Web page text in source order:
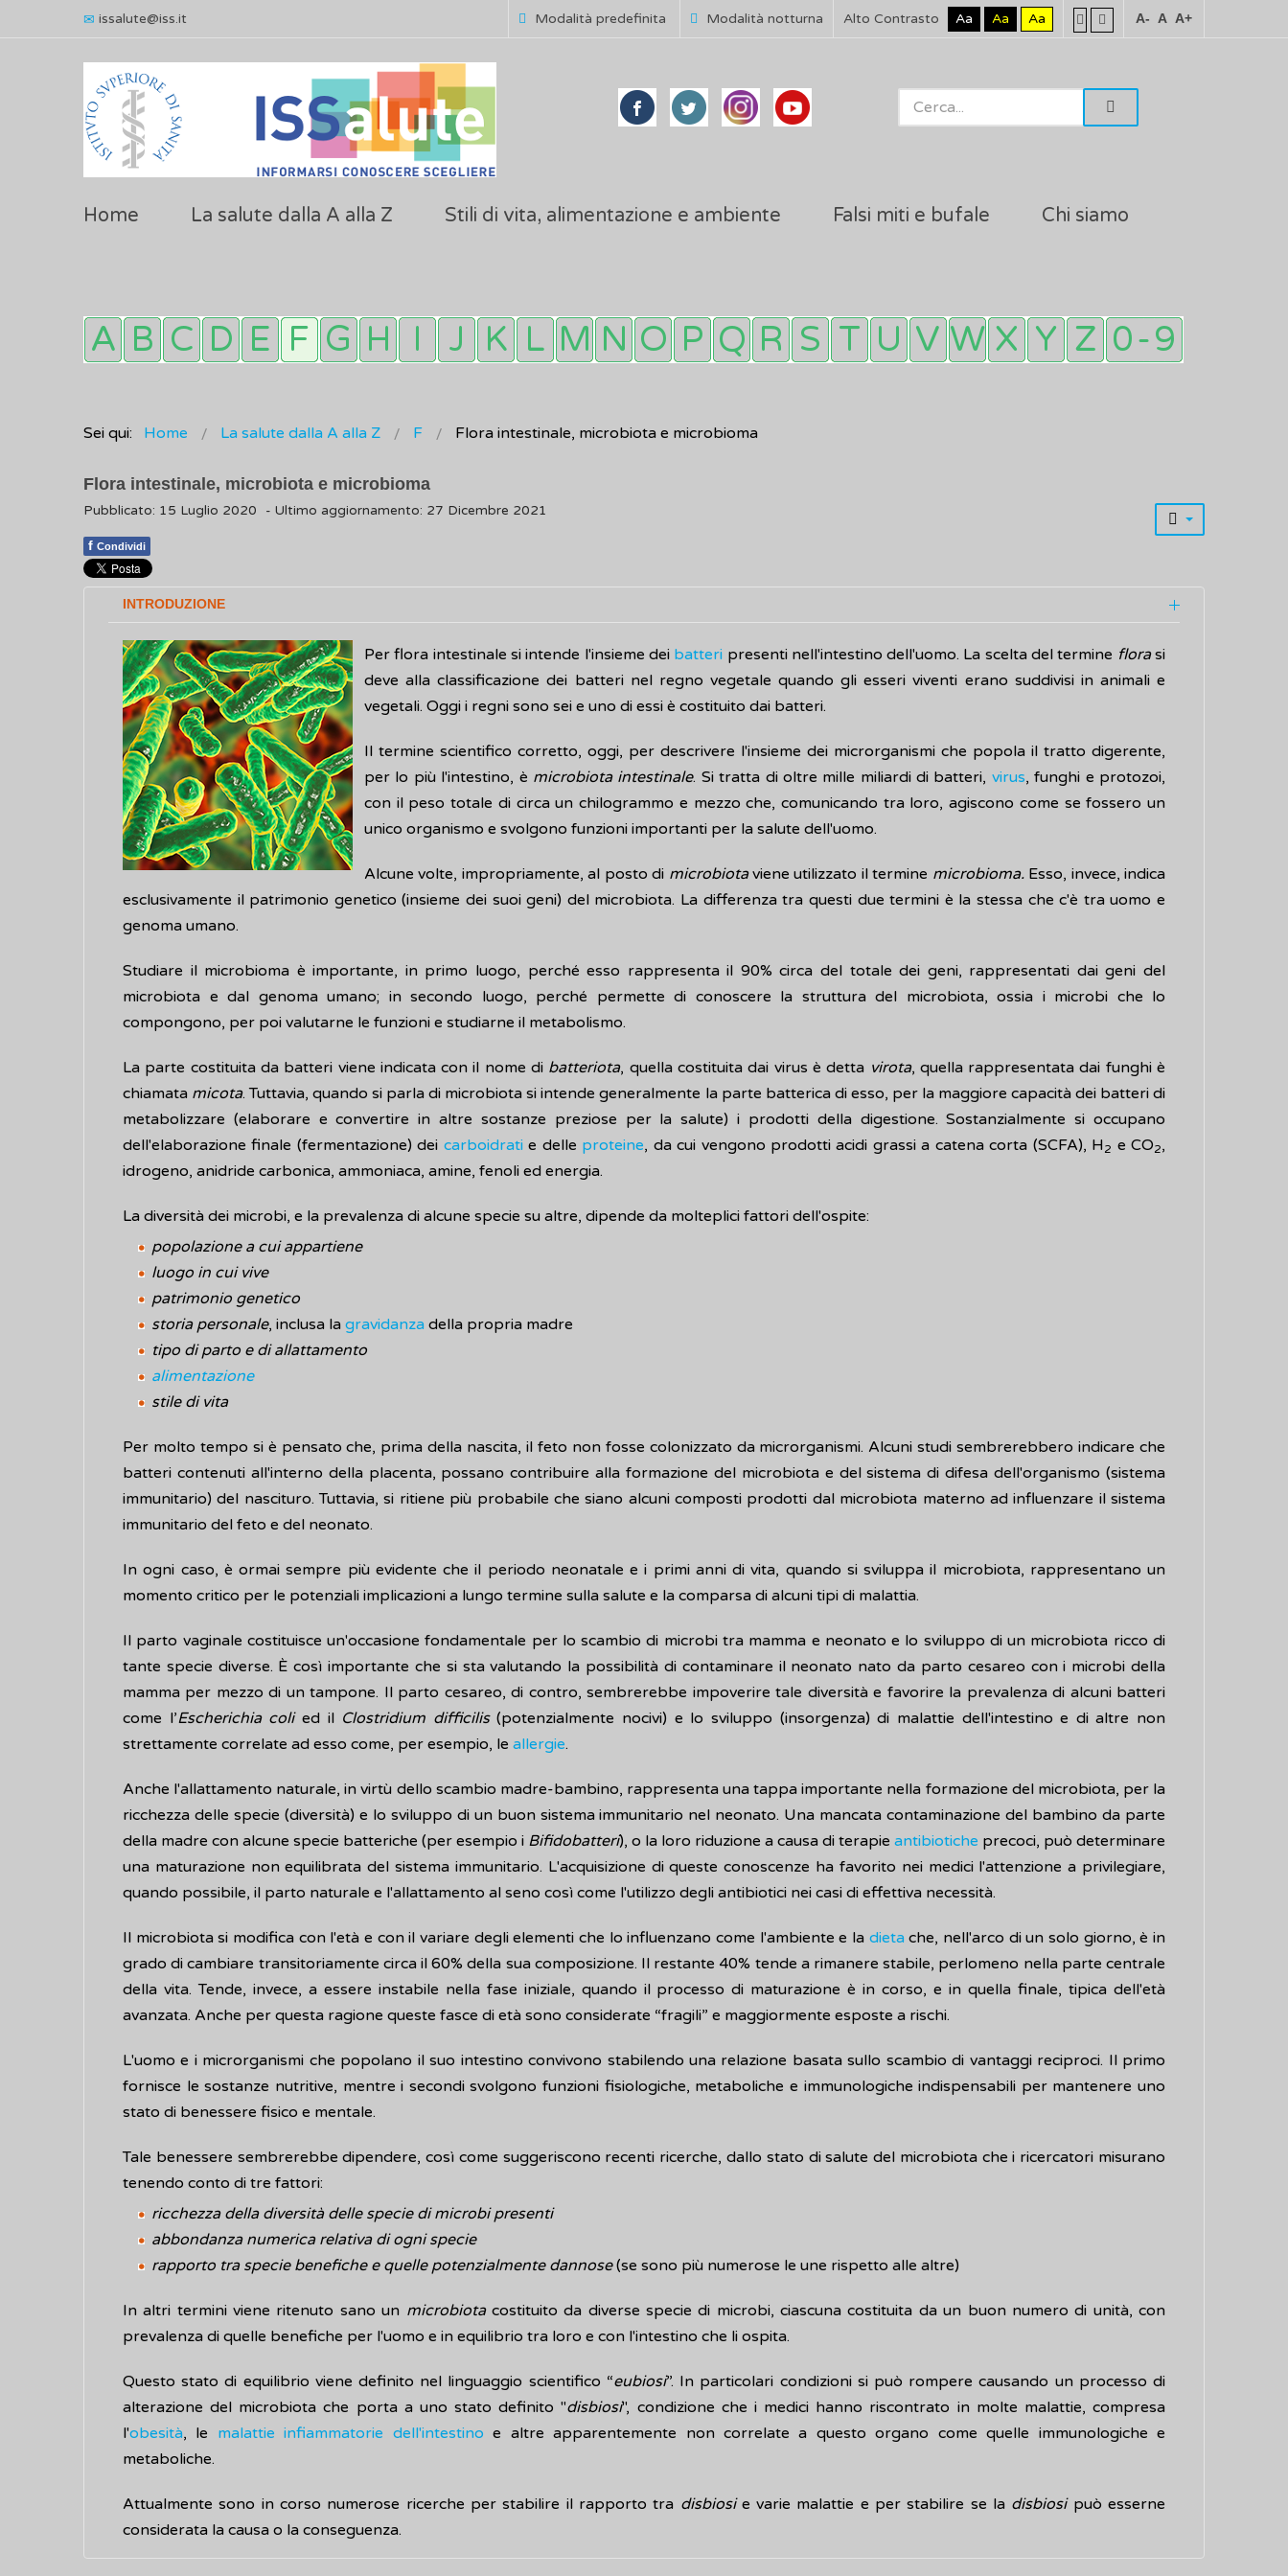
issalute@iss.it Modalità predefinita Modalità notturna Alto Contrasto Aa Aa Aa A- A A+
Home La salute dalla A alla Z Stili di vita, alimentazione e ambiente Falsi miti e bufale Chi siamo
Sei qui: Home La salute dalla A alla Z F Flora intestinale, microbiota e microbioma
Flora intestinale, microbiota e microbioma
Pubblicato: 15 Luglio 2020 - Ultimo aggiornamento: 27 Dicembre 2021
f Condividi
INTRODUZIONE
Per flora intestinale si intende l'insieme dei batteri presenti nell'intestino dell'uomo. La scelta del termine florasi
deve alla classificazione dei batteri nel regno vegetale quando gli esseri viventi erano suddivisi in animali e
vegetali. Oggi i regni sono sei e uno di essi è costituito dai batteri.
Il termine scientifico corretto, oggi, per descrivere l'insieme dei microrganismi che popola il tratto digerente,
per lo più l'intestino, è microbiota intestinale. Si tratta di oltre mille miliardi di batteri, virus, funghi e protozoi,
con il peso totale di circa un chilogrammo e mezzo che, comunicando tra loro, agiscono come se fossero un
unico organismo e svolgono funzioni importanti per la salute dell'uomo.
Alcune volte, impropriamente, al posto di microbiotaviene utilizzato il termine microbioma. Esso, invece, indica
esclusivamente il patrimonio genetico (insieme dei suoi geni) del microbiota. La differenza tra questi due termini è la stessa che c'è tra uomo e
genoma umano.
Studiare il microbioma è importante, in primo luogo, perché esso rappresenta il 90% circa del totale dei geni, rappresentati dai geni del
microbiota e dal genoma umano; in secondo luogo, perché permette di conoscere la struttura del microbiota, ossia i microbi che lo
compongono, per poi valutarne le funzioni e studiarne il metabolismo.
La parte costituita da batteri viene indicata con il nome di batteriota, quella costituita dai virus è detta virota, quella rappresentata dai funghi è
chiamata micota. Tuttavia, quando si parla di microbiota si intende generalmente la parte batterica di esso, per la maggiore capacità dei batteri di
metabolizzare (elaborare e convertire in altre sostanze preziose per la salute) i prodotti della digestione. Sostanzialmente si occupano
dell'elaborazione finale (fermentazione) dei carboidratie delle proteine, da cui vengono prodotti acidi grassi a catena corta (SCFA), H2 e CO2,
idrogeno, anidride carbonica, ammoniaca, amine, fenoli ed energia.
La diversità dei microbi, e la prevalenza di alcune specie su altre, dipende da molteplici fattori dell'ospite:
popolazione a cui appartiene
luogo in cui vive
patrimonio genetico
storia personale, inclusa la gravidanza della propria madre
tipo di parto e di allattamento
alimentazione
stile di vita
Per molto tempo si è pensato che, prima della nascita, il feto non fosse colonizzato da microrganismi. Alcuni studi sembrerebbero indicare che
batteri contenuti all'interno della placenta, possano contribuire alla formazione del microbiota e del sistema di difesa dell'organismo (sistema
immunitario) del nascituro. Tuttavia, si ritiene più probabile che siano alcuni composti prodotti dal microbiota materno ad influenzare il sistema
immunitario del feto e del neonato.
In ogni caso, è ormai sempre più evidente che il periodo neonatale e i primi anni di vita, quando si sviluppa il microbiota, rappresentano un
momento critico per le potenziali implicazioni a lungo termine sulla salute e la comparsa di alcuni tipi di malattia.
Il parto vaginale costituisce un'occasione fondamentale per lo scambio di microbi tra mamma e neonato e lo sviluppo di un microbiota ricco di
tante specie diverse. È così importante che si sta valutando la possibilità di contaminare il neonato nato da parto cesareo con i microbi della
mamma per mezzo di un tampone. Il parto cesareo, di contro, sembrerebbe impoverire tale diversità e favorire la prevalenza di alcuni batteri
come l’Escherichia colied il Clostridium difficilis(potenzialmente nocivi) e lo sviluppo (insorgenza) di malattie dell'intestino e di altre non
strettamente correlate ad esso come, per esempio, le allergie.
Anche l'allattamento naturale, in virtù dello scambio madre-bambino, rappresenta una tappa importante nella formazione del microbiota, per la
ricchezza delle specie (diversità) e lo sviluppo di un buon sistema immunitario nel neonato. Una mancata contaminazione del bambino da parte
della madre con alcune specie batteriche (per esempio i Bifidobatteri), o la loro riduzione a causa di terapie antibiotiche precoci, può determinare
una maturazione non equilibrata del sistema immunitario. L'acquisizione di queste conoscenze ha favorito nei medici l'attenzione a privilegiare,
quando possibile, il parto naturale e l'allattamento al seno così come l'utilizzo degli antibiotici nei casi di effettiva necessità.
Il microbiota si modifica con l'età e con il variare degli elementi che lo influenzano come l'ambiente e la dietache, nell'arco di un solo giorno, è in
grado di cambiare transitoriamente circa il 60% della sua composizione. Il restante 40% tende a rimanere stabile, perlomeno nella parte centrale
della vita. Tende, invece, a essere instabile nella fase iniziale, quando il processo di maturazione è in corso, e in quella finale, tipica dell'età
avanzata. Anche per questa ragione queste fasce di età sono considerate “fragili” e maggiormente esposte a rischi.
L'uomo e i microrganismi che popolano il suo intestino convivono stabilendo una relazione basata sullo scambio di vantaggi reciproci. Il primo
fornisce le sostanze nutritive, mentre i secondi svolgono funzioni fisiologiche, metaboliche e immunologiche indispensabili per mantenere uno
stato di benessere fisico e mentale.
Tale benessere sembrerebbe dipendere, così come suggeriscono recenti ricerche, dallo stato di salute del microbiota che i ricercatori misurano
tenendo conto di tre fattori:
ricchezza della diversità delle specie di microbi presenti
abbondanza numerica relativa di ogni specie
rapporto tra specie benefiche e quelle potenzialmente dannose(se sono più numerose le une rispetto alle altre)
In altri termini viene ritenuto sano un microbiotacostituito da diverse specie di microbi, ciascuna costituita da un buon numero di unità, con
prevalenza di quelle benefiche per l'uomo e in equilibrio tra loro e con l'intestino che li ospita.
Questo stato di equilibrio viene definito nel linguaggio scientifico “eubiosi”. In particolari condizioni si può rompere causando un processo di
alterazione del microbiota che porta a uno stato definito "disbiosi", condizione che i medici hanno riscontrato in molte malattie, compresa
l'obesità, le malattie infiammatorie dell'intestino e altre apparentemente non correlate a questo organo come quelle immunologiche e
metaboliche.
Attualmente sono in corso numerose ricerche per stabilire il rapporto tra disbiosi e varie malattie e per stabilire se la disbiosipuò esserne
considerata la causa o la conseguenza.